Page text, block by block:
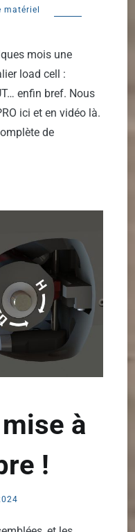
matériel
mois une
load cell :
enfin bref. Nous
ici et en vidéo là.
de
à
!